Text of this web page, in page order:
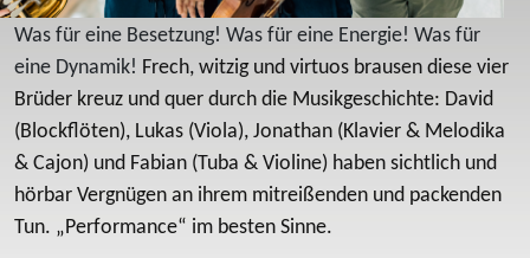
Was für eine Besetzung! Was für eine Energie! Was für
eine Dynamik! Frech, witzig und virtuos brausen diese vier
Brüder kreuz und quer durch die Musikgeschichte: David
(Blockflöten), Lukas (Viola), Jonathan (Klavier & Melodika
& Cajon) und Fabian (Tuba & Violine) haben sichtlich und
hörbar Vergnügen an ihrem mitreißenden und packenden
Tun. „Performance“ im besten Sinne.